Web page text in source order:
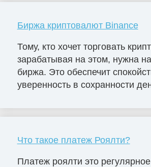
Биржа криптовалют Binance
Тому, кто хочет торговать
зарабатывая на этом, нужна
биржа. Это обеспечит
уверенность в сохранности
Что такое платеж Роялти?
Платеж роялти это регулярное